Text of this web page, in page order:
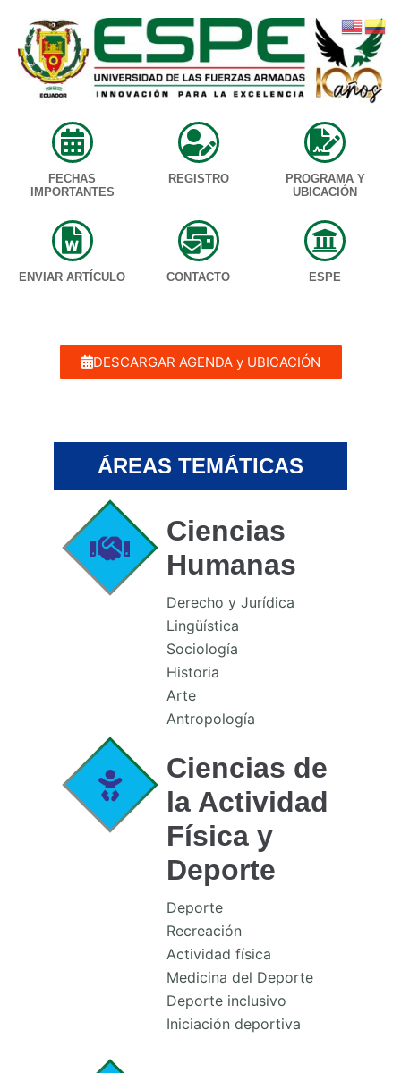
FECHAS
IMPORTANTES
REGISTRO
PROGRAMA Y
UBICACIÓN
ENVIAR ARTÍCULO CONTACTO ESPE
DESCARGAR AGENDA y UBICACIÓN
ÁREAS TEMÁTICAS
Ciencias
Humanas
Derecho y Jurídica
Lingüística
Sociología
Historia
Arte
Antropología
Ciencias de
la Actividad
Física y
Deporte
Deporte
Recreación
Actividad física
Medicina del Deporte
Deporte inclusivo
Iniciación deportiva